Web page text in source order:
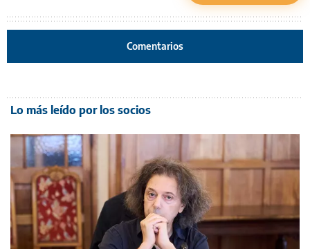
Comentarios
Lo más leído por los socios